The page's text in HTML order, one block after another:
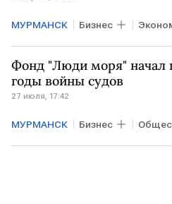
МУРМАНСК Бизнес
Общество КРОНШТАДТ
Карское море
Фонд "Люди моря" начал
годы войны судов
27 июля, 17:42
МУРМАНСК Бизнес
РОССИЯ